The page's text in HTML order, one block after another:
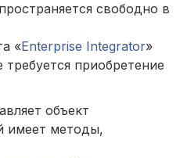
свободно в
«Enterprise Integrator»
приобретение
объект
имеет методы,